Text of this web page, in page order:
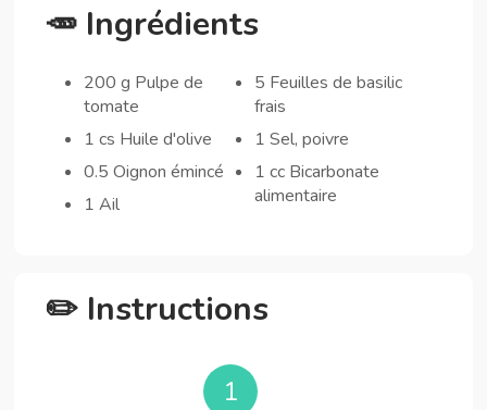
🥕 Ingrédients
200 g Pulpe de
tomate
1 cs Huile d'olive
0.5 Oignon émincé
1 Ail
5 Feuilles de basilic
frais
1 Sel, poivre
1 cc Bicarbonate
alimentaire
✏️ Instructions
1